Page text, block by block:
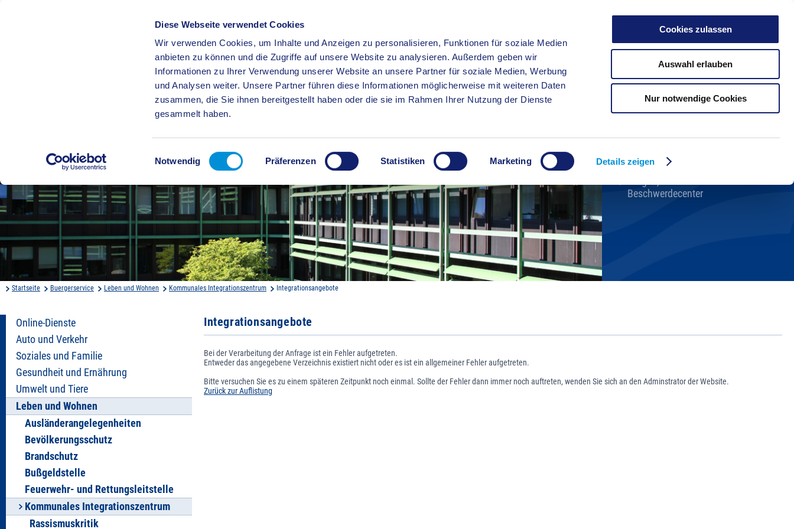
Diese Webseite verwendet Cookies
Wir verwenden Cookies, um Inhalte und Anzeigen zu personalisieren, Funktionen für soziale Medien
anbieten zu können und die Zugriffe auf unsere Website zu analysieren. Außerdem geben wir
Informationen zu Ihrer Verwendung unserer Website an unsere Partner für soziale Medien, Werbung
und Analysen weiter. Unsere Partner führen diese Informationen möglicherweise mit weiteren Daten
zusammen, die Sie ihnen bereitgestellt haben oder die sie im Rahmen Ihrer Nutzung der Dienste
gesammelt haben.
Einwilligungsauswahl
Notwendig Präferenzen Statistiken Marketing Details zeigen
Cookies zulassen
Auswahl erlauben
Nur notwendige Cookies
BÜRGERSERVICE KREISHAUS WIRTSCHAFT BILDUNG
Kreisverwaltung A-Z
Karriere beim Kreis
Beschwerdecenter
Startseite Buergerservice Leben und Wohnen Kommunales Integrationszentrum Integrationsangebote
Online-Dienste
Auto und Verkehr
Soziales und Familie
Gesundheit und Ernährung
Umwelt und Tiere
Leben und Wohnen
Ausländerangelegenheiten
Bevölkerungsschutz
Brandschutz
Bußgeldstelle
Feuerwehr- und Rettungsleitstelle
Kommunales Integrationszentrum
Rassismuskritik
Integrationsangebote
Bei der Verarbeitung der Anfrage ist ein Fehler aufgetreten.
Entweder das angegebene Verzeichnis existiert nicht oder es ist ein allgemeiner Fehler aufgetreten.
Bitte versuchen Sie es zu einem späteren Zeitpunkt noch einmal. Sollte der Fehler dann immer noch auftreten, wenden Sie sich an den Adminstrator der Website.
Zurück zur Auflistung